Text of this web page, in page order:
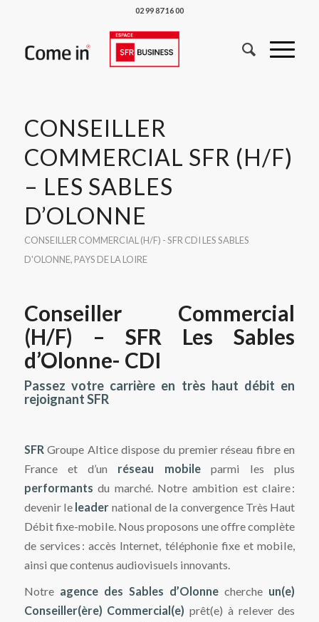
02 99 87 16 00
CONSEILLER
COMMERCIAL SFR (H/F)
– LES SABLES
D’OLONNE
CONSEILLER COMMERCIAL (H/F) - SFR CDI LES SABLES
D'OLONNE, PAYS DE LA LOIRE
Conseiller Commercial
(H/F) – SFR Les Sables
d’Olonne- CDI
Passez votre carrière en très haut débit en
rejoignant SFR
SFRGroupe Altice dispose du premier réseau fibre en
France et d’un réseau mobileparmi les plus
performants du marché. Notre ambition est claire :
devenir le leader national de la convergence Très Haut
Débit fixe-mobile. Nous proposons une offre complète
de services : accès Internet, téléphonie fixe et mobile,
ainsi que contenus audiovisuels innovants.
Notre agence des Sables d’Olonne cherche un(e)
Conseiller(ère) Commercial(e) prêt(e) à relever des